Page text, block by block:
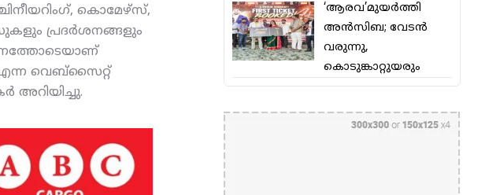
കൊമേഴ്‌സ്,
പ്രദര്‍ശനങ്ങളും
വെബ്‌സൈറ്റ്
അറിയിച്ചു.
‘ആരവ’മുയര്‍ത്തി
അന്‍സിബ; വേടന്‍
വരുന്നു,
കൊടുങ്കാറ്റുയരും